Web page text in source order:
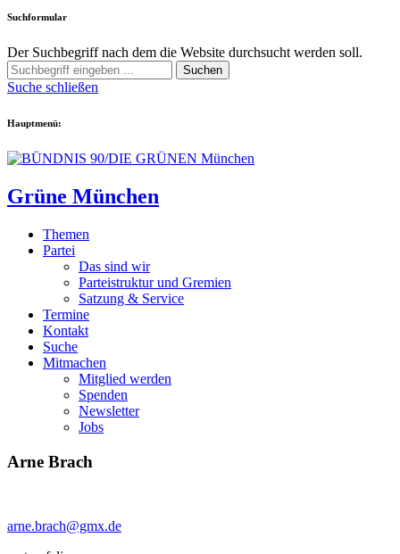
Suchformular
Der Suchbegriff nach dem die Website durchsucht werden soll.
Suchen
Suche schließen
Hauptmenü:
Grüne München
Themen
Partei
Das sind wir
Parteistruktur und Gremien
Satzung & Service
Termine
Kontakt
Suche
Mitmachen
Mitglied werden
Spenden
Newsletter
Jobs
Arne Brach
arne.brach@gmx.de